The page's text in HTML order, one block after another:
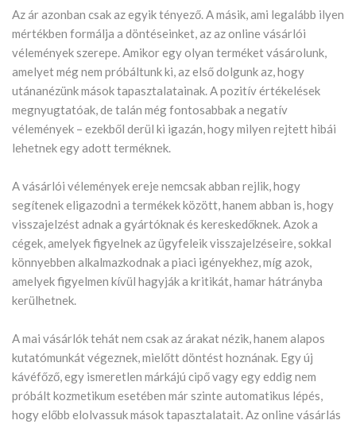
Az ár azonban csak az egyik tényező. A másik, ami legalább ilyen
mértékben formálja a döntéseinket, az az online vásárlói
vélemények szerepe. Amikor egy olyan terméket vásárolunk,
amelyet még nem próbáltunk ki, az első dolgunk az, hogy
utánanézünk mások tapasztalatainak. A pozitív értékelések
megnyugtatóak, de talán még fontosabbak a negatív
vélemények – ezekből derül ki igazán, hogy milyen rejtett hibái
lehetnek egy adott terméknek.
A vásárlói vélemények ereje nemcsak abban rejlik, hogy
segítenek eligazodni a termékek között, hanem abban is, hogy
visszajelzést adnak a gyártóknak és kereskedőknek. Azok a
cégek, amelyek figyelnek az ügyfeleik visszajelzéseire, sokkal
könnyebben alkalmazkodnak a piaci igényekhez, míg azok,
amelyek figyelmen kívül hagyják a kritikát, hamar hátrányba
kerülhetnek.
A mai vásárlók tehát nem csak az árakat nézik, hanem alapos
kutatómunkát végeznek, mielőtt döntést hoznának. Egy új
kávéfőző, egy ismeretlen márkájú cipő vagy egy eddig nem
próbált kozmetikum esetében már szinte automatikus lépés,
hogy előbb elolvassuk mások tapasztalatait. Az online vásárlás